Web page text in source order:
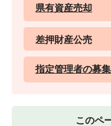
県有資産売却
差押財産公売
指定管理者の募集
このペ